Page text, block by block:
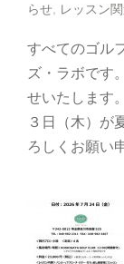
らせ, レッスン
すべてのゴル
ズ・ラボです
せいたします
３日（木）が
ろしくお願い